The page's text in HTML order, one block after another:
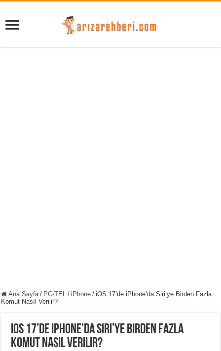
Ana Sayfa / PC-TEL / iPhone / iOS 17’de iPhone’da Siri’ye Birden Fazla
Komut Nasıl Verilir?
iOS 17’de iPhone’da Siri’ye Birden Fazla
Komut Nasıl Verilir?